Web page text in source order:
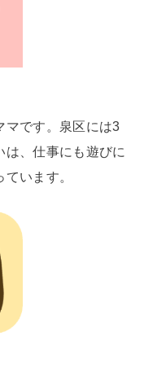
マです。泉区には3
、仕事にも遊びに
います。